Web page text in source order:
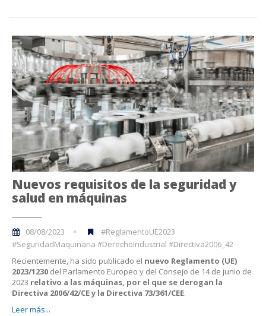
Nuevos requisitos de la seguridad y
salud en máquinas
08/08/2023
#ReglamentoUE2023
#SeguridadMaquinaria #DerechoIndustrial #Directiva2006_42
Recientemente, ha sido publicado el nuevo Reglamento (UE)
2023/1230 del Parlamento Europeo y del Consejo de 14 de junio de
2023 relativo a las máquinas, por el que se derogan la
Directiva 2006/42/CE y la Directiva 73/361/CEE.
Leer más...